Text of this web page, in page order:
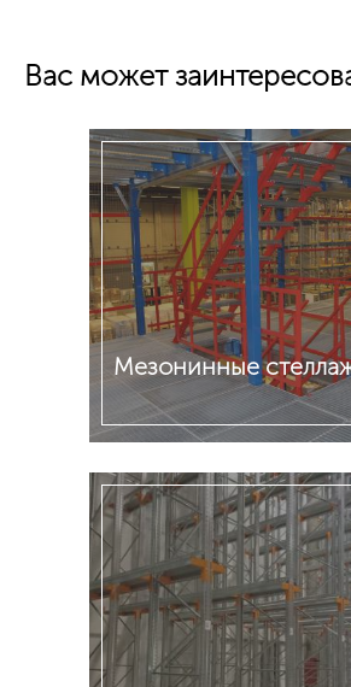
Вас может
Мезонинные
Подробнее